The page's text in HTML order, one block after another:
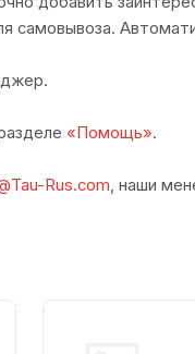
самовывоза.
«Помощь».
Rus.com, наши